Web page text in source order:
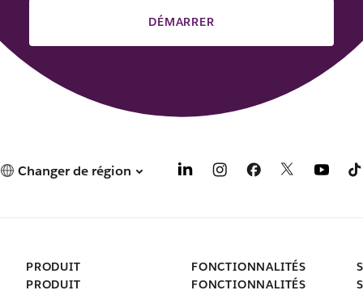
DÉMARRER
Changer de région
PRODUIT
PRODUIT
FONCTIONNALITÉS
FONCTIONNALITÉS